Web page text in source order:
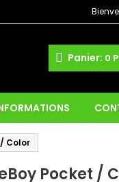
Panier: 0
Color
Pocket /